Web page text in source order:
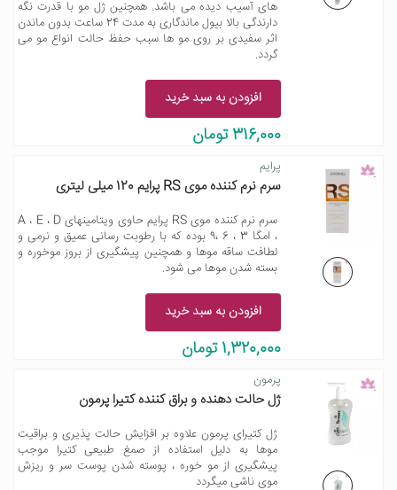
های آسیب دیده می باشد. همچنین ژل مو با قدرت نگه
دارندگی بالا بیول ماندگاری به مدت 24 ساعت بدون ماندن
اثر سفیدی بر روی مو ها سبب حفظ حالت انواع مو می
گردد.
افزودن به سبد خرید
316,000 تومان
پرایم
سرم نرم کننده موی RS پرایم 120 میلی لیتری
سرم نرم کننده موی RS پرایم حاوی ویتامینهای A ، E ، D
، امگا 3 ، 6 ،9 بوده که با رطوبت رسانی عمیق و نرمی و
لطافت ساقه موها و همچنین پیشگیری از بروز موخوره و
بسته شدن موها می شود.
افزودن به سبد خرید
1,320,000 تومان
پرمون
ژل حالت دهنده و براق کننده کتیرا پرمون
ژل کتیرای پرمون علاوه بر افزایش حالت پذیری و براقیت
موها به دلیل استفاده از صمغ طبیعی کتیرا موجب
پیشگیری از مو خوره ، پوسته شدن پوست سر و ریزش
موی ناشی میگردد